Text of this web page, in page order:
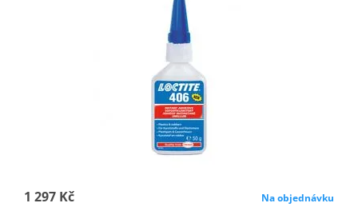
1 297 Kč Na objednávku